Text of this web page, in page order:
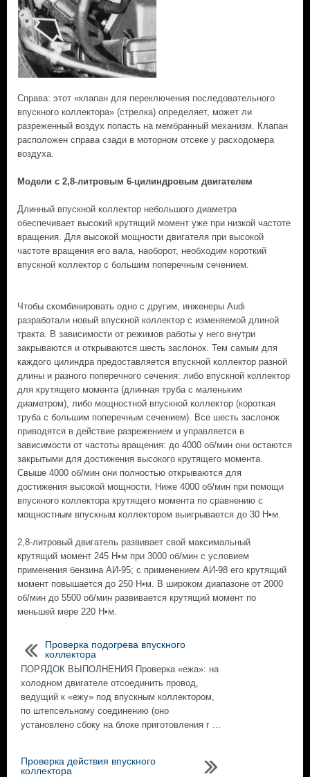
Справа: этот «клапан для переключения последовательного
впускного коллектора» (стрелка) определяет, может ли
разреженный воздух попасть на мембранный механизм. Клапан
расположен справа сзади в моторном отсеке у расходомера
воздуха.
Модели с 2,8-литровым 6-цилиндровым двигателем
Длинный впускной коллектор небольшого диаметра
обеспечивает высокий крутящий момент уже при низкой частоте
вращения. Для высокой мощности двигателя при высокой
частоте вращения его вала, наоборот, необходим короткий
впускной коллектор с большим поперечным сечением.
Чтобы скомбинировать одно с другим, инженеры Audi
разработали новый впускной коллектор с изменяемой длиной
тракта. В зависимости от режимов работы у него внутри
закрываются и открываются шесть заслонок. Тем самым для
каждого цилиндра предоставляется впускной коллектор разной
длины и разного поперечного сечения: либо впускной коллектор
для крутящего момента (длинная труба с маленьким
диаметром), либо мощностной впускной коллектор (короткая
труба с большим поперечным сечением). Все шесть заслонок
приводятся в действие разрежением и управляется в
зависимости от частоты вращения: до 4000 об/мин они остаются
закрытыми для достижения высокого крутящего момента.
Свыше 4000 об/мин они полностью открываются для
достижения высокой мощности. Ниже 4000 об/мин при помощи
впускного коллектора крутящего момента по сравнению с
мощностным впускным коллектором выигрывается до 30 Н•м.
2,8-литровый двигатель развивает свой максимальный
крутящий момент 245 Н•м при 3000 об/мин с условием
применения бензина АИ-95; с применением АИ-98 его крутящий
момент повышается до 250 Н•м. В широком диапазоне от 2000
об/мин до 5500 об/мин развивается крутящий момент по
меньшей мере 220 Н•м.
Проверка подогрева впускного
коллектора
ПОРЯДОК ВЫПОЛНЕНИЯ Проверка «ежа»: на
холодном двигателе отсоединить провод,
ведущий к «ежу» под впускным коллектором,
по штепсельному соединению (оно
установлено сбоку на блоке приготовления г ...
Проверка действия впускного
коллектора